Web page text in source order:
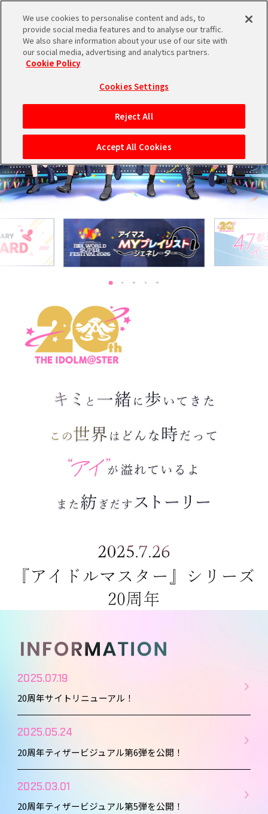
ログイン
バンダイナムコIDで
ログイン
アイドルマスター ポータルへの登録について
マイデスク
シリアルコード・
あいことば
活動履歴
閲覧履歴・購入履歴 Pレポ
マイスケジュール メモ
マイデスク設定変更 バンダイナムコID Link設定
2025.07.19
20周年サイトリニューアル！
2025.05.24
20周年ティザービジュアル第6弾を公開！
2025.03.01
20周年ティザービジュアル第5弾を公開！
We use cookies to personalise content and ads, to
provide social media features and to analyse our traffic.
We also share information about your use of our site with
our social media, advertising and analytics partners.
Cookie Policy
Cookies Settings
Reject All
Accept All Cookies